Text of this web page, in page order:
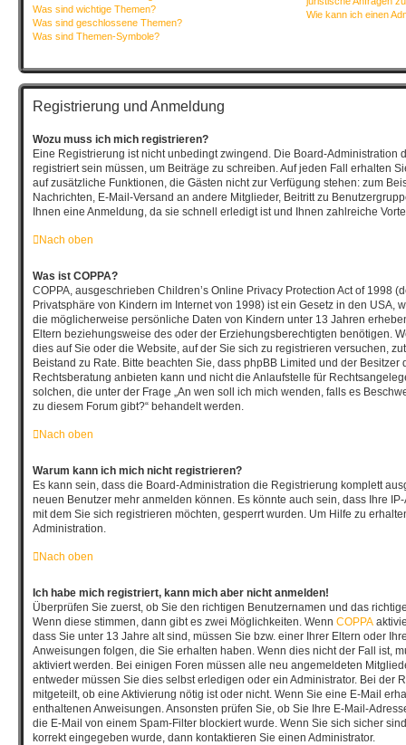
Was sind wichtige Themen?
Was sind geschlossene Themen?
Was sind Themen-Symbole?
Wie kann ich einen
Registrierung und Anmeldung
Wozu muss ich mich registrieren?
Eine Registrierung ist nicht unbedingt zwingend. Die Board-Administration
registriert sein müssen, um Beiträge zu schreiben. Auf jeden Fall erhalten
auf zusätzliche Funktionen, die Gästen nicht zur Verfügung stehen: zum
Nachrichten, E-Mail-Versand an andere Mitglieder, Beitritt zu
Ihnen eine Anmeldung, da sie schnell erledigt ist und Ihnen zahlreiche
Nach oben
Was ist COPPA?
COPPA, ausgeschrieben Children’s Online Privacy Protection Act of 1998
Privatsphäre von Kindern im Internet von 1998) ist ein Gesetz in den USA,
die möglicherweise persönliche Daten von Kindern unter 13 Jahren
Eltern beziehungsweise des oder der Erziehungsberechtigten benötigen.
dies auf Sie oder die Website, auf der Sie sich zu registrieren versuchen,
Beistand zu Rate. Bitte beachten Sie, dass phpBB Limited und der Besitzer
Rechtsberatung anbieten kann und nicht die Anlaufstelle für
solchen, die unter der Frage „An wen soll ich mich wenden, falls es
zu diesem Forum gibt?“ behandelt werden.
Nach oben
Warum kann ich mich nicht registrieren?
Es kann sein, dass die Board-Administration die Registrierung komplett
neuen Benutzer mehr anmelden können. Es könnte auch sein, dass Ihre
mit dem Sie sich registrieren möchten, gesperrt wurden. Um Hilfe zu
Administration.
Nach oben
Ich habe mich registriert, kann mich aber nicht anmelden!
Überprüfen Sie zuerst, ob Sie den richtigen Benutzernamen und das
Wenn diese stimmen, dann gibt es zwei Möglichkeiten. Wenn COPPA
dass Sie unter 13 Jahre alt sind, müssen Sie bzw. einer Ihrer Eltern oder
Anweisungen folgen, die Sie erhalten haben. Wenn dies nicht der Fall ist,
aktiviert werden. Bei einigen Foren müssen alle neu angemeldeten
entweder müssen Sie dies selbst erledigen oder ein Administrator. Bei der
mitgeteilt, ob eine Aktivierung nötig ist oder nicht. Wenn Sie eine E-Mail
enthaltenen Anweisungen. Ansonsten prüfen Sie, ob Sie Ihre E-Mail-
die E-Mail von einem Spam-Filter blockiert wurde. Wenn Sie sich sicher
korrekt eingegeben wurde, dann kontaktieren Sie einen Administrator.